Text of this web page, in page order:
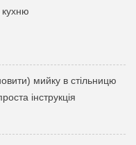
мийку в стільницю
інструкція